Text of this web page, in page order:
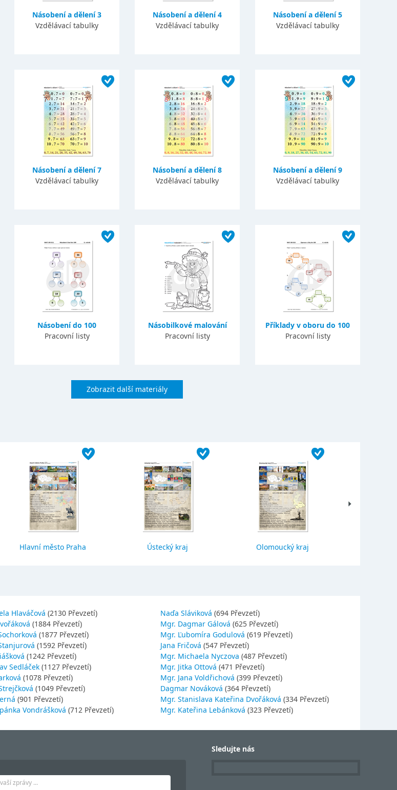
Násobení a dělení 3
Vzdělávací tabulky
Násobení a dělení 4
Vzdělávací tabulky
Násobení a dělení 5
Vzdělávací tabulky
Násobení a dělení 7
Vzdělávací tabulky
Násobení a dělení 8
Vzdělávací tabulky
Násobení a dělení 9
Vzdělávací tabulky
Násobení do 100
Pracovní listy
Násobilkové malování
Pracovní listy
Příklady v oboru do 100
Pracovní listy
Zobrazit další materiály
Hlavní město Praha Ústecký kraj Olomoucký kraj
Hlaváčová (2130 Převzetí)
(1884 Převzetí)
(1877 Převzetí)
(1592 Převzetí)
(1242 Převzetí)
Sedláček (1127 Převzetí)
(1078 Převzetí)
(1049 Převzetí)
(901 Převzetí)
Vondrášková (712 Převzetí)
Naďa Sláviková (694 Převzetí)
Mgr. Dagmar Gálová (625 Převzetí)
Mgr. Ľubomíra Godulová (619 Převzetí)
Jana Fričová (547 Převzetí)
Mgr. Michaela Nyczova (487 Převzetí)
Mgr. Jitka Ottová (471 Převzetí)
Mgr. Jana Voldřichová (399 Převzetí)
Dagmar Nováková (364 Převzetí)
Mgr. Stanislava Kateřina Dvořáková (334 Převzetí)
Mgr. Kateřina Lebánková (323 Převzetí)
Sledujte nás